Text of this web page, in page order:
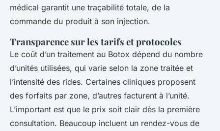
médical garantit une traçabilité totale, de la
commande du produit à son injection.
Transparence sur les tarifs et protocoles
Le coût d’un traitement au Botox dépend du nombre
d’unités utilisées, qui varie selon la zone traitée et
l’intensité des rides. Certaines cliniques proposent
des forfaits par zone, d’autres facturent à l’unité.
L’important est que le prix soit clair dès la première
consultation. Beaucoup incluent un rendez-vous de